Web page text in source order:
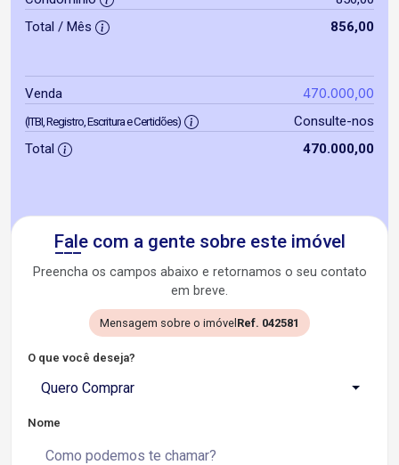
Total / Mês
856,00
Venda 470.000,00
(ITBI, Registro, Escritura e Certidões)
Consulte-nos
Total
470.000,00
Fale com a gente sobre este imóvel
Preencha os campos abaixo e retornamos o seu contato
em breve.
Mensagem sobre o imóvel Ref. 042581
O que você deseja?
Quero Comprar
Nome